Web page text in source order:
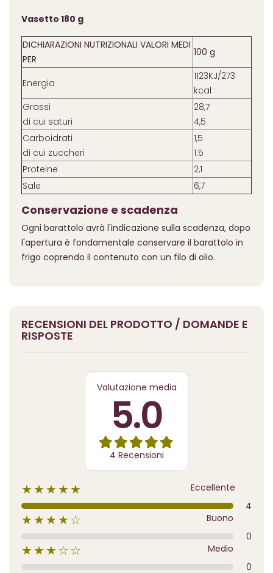
Vasetto 180 g
DICHIARAZIONI NUTRIZIONALI VALORI MEDI
PER
100 g
Energia
1123KJ/273
kcal
Grassi
di cui saturi
28,7
4,5
Carboidrati
di cui zuccheri
1,5
1.5
Proteine
2,1
Sale
6,7
Conservazione e scadenza
Ogni barattolo avrà l'indicazione sulla scadenza, dopo
l'apertura è fondamentale conservare il barattolo in
frigo coprendo il contenuto con un filo di olio.
RECENSIONI DEL PRODOTTO / DOMANDE E
RISPOSTE
Valutazione media
5.0
4 Recensioni
★★★★★
Eccellente
4
★★★★☆
Buono
0
★★★☆☆
Medio
0